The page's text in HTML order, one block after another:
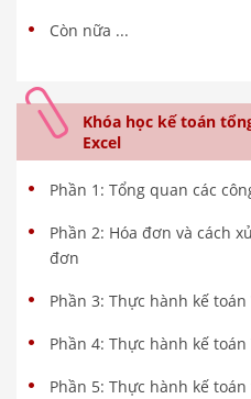
Còn nữa ...
Khóa học kế toán
Excel
Phần 1: Tổng quan các
Phần 2: Hóa đơn và cách
đơn
Phần 3: Thực hành kế
Phần 4: Thực hành kế toán
Phần 5: Thực hành kế